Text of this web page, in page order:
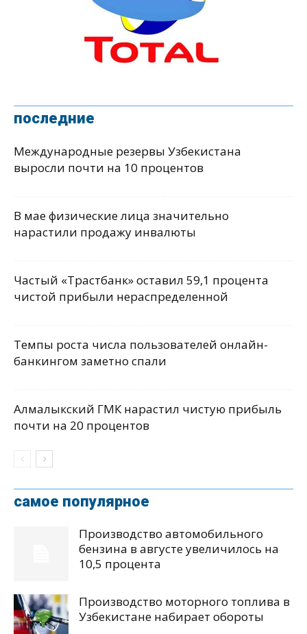
последние
Международные резервы Узбекистана
выросли почти на 10 процентов
В мае физические лица значительно
нарастили продажу инвалюты
Частый «Трастбанк» оставил 59,1 процента
чистой прибыли нераспределенной
Темпы роста числа пользователей онлайн-
банкингом заметно спали
Алмалыкский ГМК нарастил чистую прибыль
почти на 20 процентов
самое популярное
Производство автомобильного
бензина в августе увеличилось на
10,5 процента
Производство моторного топлива в
Узбекистане набирает обороты